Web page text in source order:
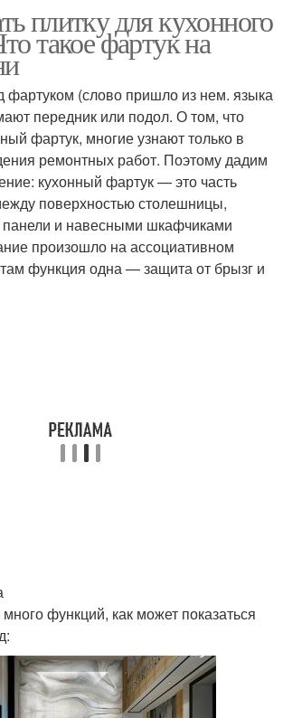
Плитка для фартука
плитку для кухонного
такое фартук на
фартуком (слово пришло из нем. языка
передник или подол. О том, что
фартук, многие узнают только в
ремонтных работ. Поэтому дадим
кухонный фартук — это часть
поверхностью столешницы,
панели и навесными шкафчиками
произошло на ассоциативном
функция одна — защита от брызг и
функций, как может показаться